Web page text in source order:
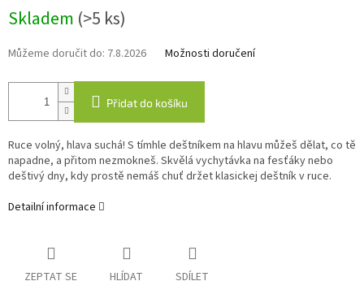
cena:
Skladem (>5 ks)
Můžeme doručit do: 7.8.2026 Možnosti doručení
Přidat do košíku
Ruce volný, hlava suchá! S tímhle deštníkem na hlavu můžeš dělat, co tě
napadne, a přitom nezmokneš. Skvělá vychytávka na fesťáky nebo
deštivý dny, kdy prostě nemáš chuť držet klasickej deštník v ruce.
Detailní informace
ZEPTAT SE HLÍDAT SDÍLET